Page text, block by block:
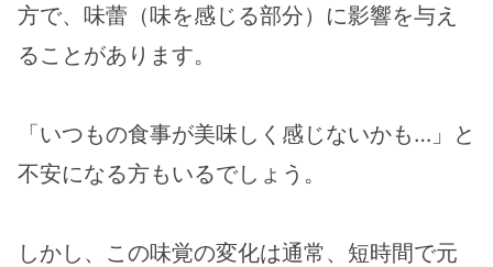
方で、味蕾（味を感じる部分）に影響を与え
ることがあります。
「いつもの食事が美味しく感じないかも…」と
不安になる方もいるでしょう。
しかし、この味覚の変化は通常、短時間で元